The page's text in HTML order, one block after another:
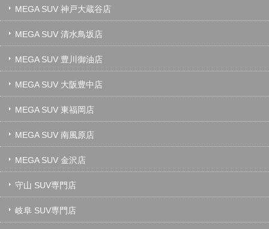
MEGA SUV 神戸大蔵谷店
MEGA SUV 清水鳥坂店
MEGA SUV 豊川御油店
MEGA SUV 大阪豊中店
MEGA SUV 東福岡店
MEGA SUV 南風原店
MEGA SUV 金沢店
守山 SUV専門店
岐阜 SUV専門店